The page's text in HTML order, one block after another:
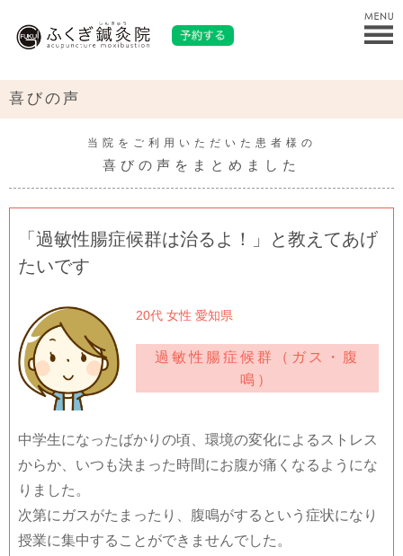
喜びの声
当院をご利用いただいた患者様の
喜びの声をまとめました
「過敏性腸症候群は治るよ！」と教えてあげ
たいです
20代 女性 愛知県
過敏性腸症候群（ガス・腹
鳴）
中学生になったばかりの頃、環境の変化によるストレス
からか、いつも決まった時間にお腹が痛くなるようにな
りました。
次第にガスがたまったり、腹鳴がするという症状になり
授業に集中することができませんでした。